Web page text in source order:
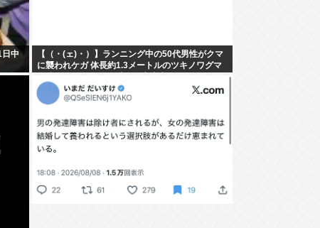
日中
【（・(ェ)・）】ランニング中の50代男性がクマ
に襲われケガ 体長約1.3メートルのツキノワグマ